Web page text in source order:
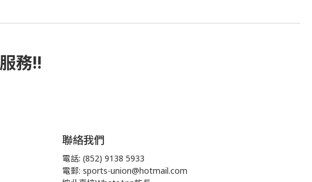
務!!
聯絡我們
電話: (852) 9138 5933
電郵: sports-union@hotmail.com